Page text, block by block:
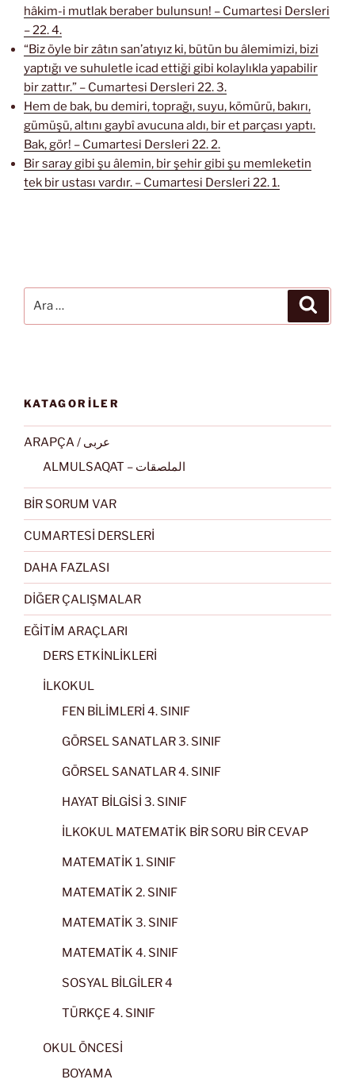
hâkim-i mutlak beraber bulunsun! – Cumartesi Dersleri
– 22. 4.
“Biz öyle bir zâtın san’atıyız ki, bütün bu âlemimizi, bizi
yaptığı ve suhuletle icad ettiği gibi kolaylıkla yapabilir
bir zattır.” – Cumartesi Dersleri 22. 3.
Hem de bak, bu demiri, toprağı, suyu, kömürü, bakırı,
gümüşü, altını gaybî avucuna aldı, bir et parçası yaptı.
Bak, gör! – Cumartesi Dersleri 22. 2.
Bir saray gibi şu âlemin, bir şehir gibi şu memleketin
tek bir ustası vardır. – Cumartesi Dersleri 22. 1.
KATAGORİLER
ARAPÇA / عربى
ALMULSAQAT – الملصقات
BİR SORUM VAR
CUMARTESİ DERSLERİ
DAHA FAZLASI
DİĞER ÇALIŞMALAR
EĞİTİM ARAÇLARI
DERS ETKİNLİKLERİ
İLKOKUL
FEN BİLİMLERİ 4. SINIF
GÖRSEL SANATLAR 3. SINIF
GÖRSEL SANATLAR 4. SINIF
HAYAT BİLGİSİ 3. SINIF
İLKOKUL MATEMATİK BİR SORU BİR CEVAP
MATEMATİK 1. SINIF
MATEMATİK 2. SINIF
MATEMATİK 3. SINIF
MATEMATİK 4. SINIF
SOSYAL BİLGİLER 4
TÜRKÇE 4. SINIF
OKUL ÖNCESİ
BOYAMA